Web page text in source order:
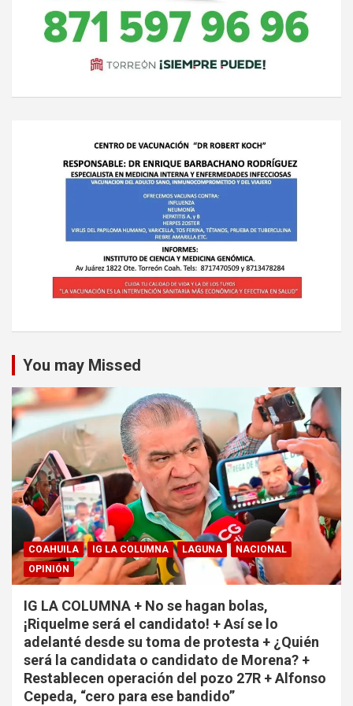
You may Missed
COAHUILA IG LA COLUMNA LAGUNA
NACIONAL
OPINIÓN
IG LA COLUMNA + No se hagan bolas,
¡Riquelme será el candidato! + Así se lo
adelanté desde su toma de protesta + ¿Quién
será la candidata o candidato de Morena? +
Restablecen operación del pozo 27R + Alfonso
Cepeda, “cero para ese bandido”